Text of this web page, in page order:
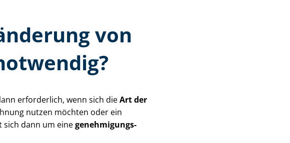
von
erforderlich, wenn sich dieArt der
nutzen möchten oder ein
sich dann um einege­neh­mi­gungs­